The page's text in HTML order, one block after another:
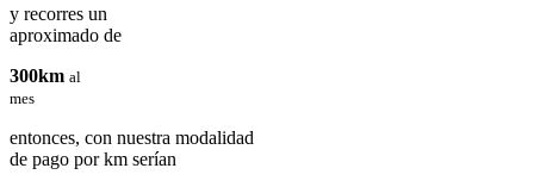
y recorres un
aproximado de
300km al
mes
entonces, con nuestra modalidad
de pago por km serían